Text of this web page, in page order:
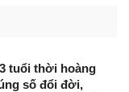
tuổi thời hoàng
số đổi đời,